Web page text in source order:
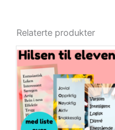
Relaterte produkter